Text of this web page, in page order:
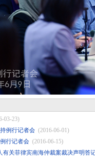
03-23)
例行记者会 (2016-06-01)
行记者会 (2016-06-15)
关菲律宾南海仲裁案裁决声明答